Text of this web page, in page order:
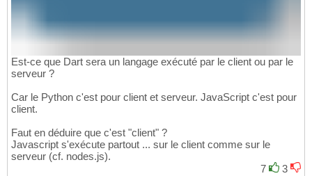
Est-ce que Dart sera un langage exécuté par le client ou par le
serveur ?
Car le Python c'est pour client et serveur. JavaScript c'est pour
client.
Faut en déduire que c'est "client" ?
Javascript s'exécute partout ... sur le client comme sur le
serveur (cf. nodes.js).
7
3